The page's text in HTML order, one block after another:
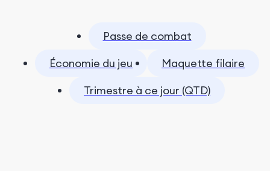
Passe de combat
Économie du jeu
Maquette filaire
Trimestre à ce jour (QTD)